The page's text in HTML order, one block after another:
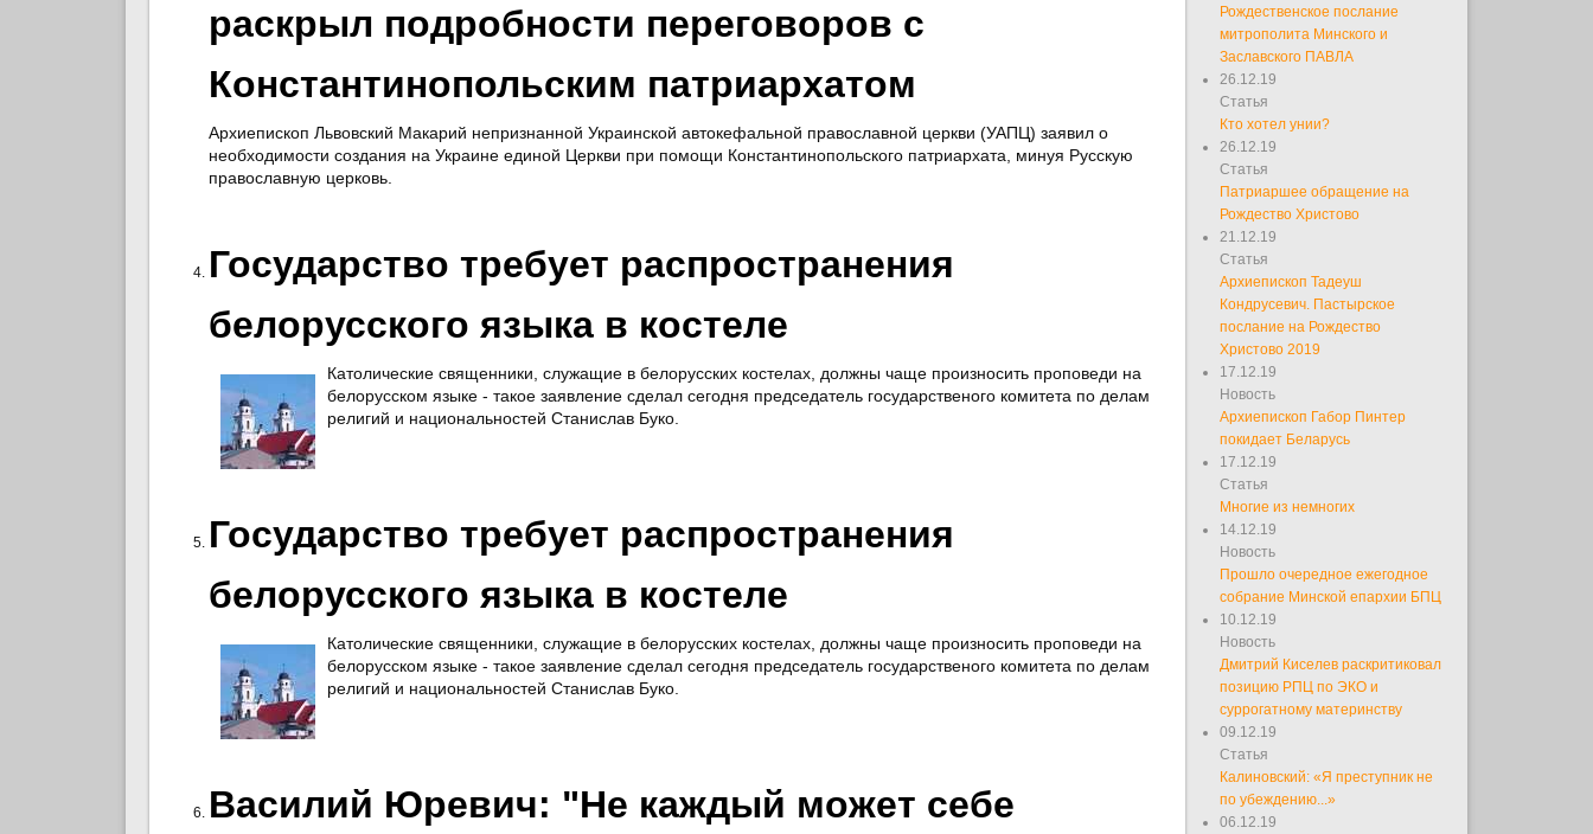
раскрыл подробности переговоров с
Константинопольским патриархатом
Архиепископ Львовский Макарий непризнанной Украинской автокефальной православной церкви (УАПЦ) заявил о
необходимости создания на Украине единой Церкви при помощи Константинопольского патриархата, минуя Русскую
православную церковь.
Государство требует распространения
белорусского языка в костеле
Католические священники, служащие в белорусских костелах, должны чаще произносить проповеди на
белорусском языке - такое заявление сделал сегодня председатель государственого комитета по делам
религий и национальностей Станислав Буко.
Государство требует распространения
белорусского языка в костеле
Католические священники, служащие в белорусских костелах, должны чаще произносить проповеди на
белорусском языке - такое заявление сделал сегодня председатель государственого комитета по делам
религий и национальностей Станислав Буко.
Василий Юревич: "Не каждый может себе
Рождественское послание
митрополита Минского и
Заславского ПАВЛА
26.12.19
Статья
Кто хотел унии?
26.12.19
Статья
Патриаршее обращение на
Рождество Христово
21.12.19
Статья
Архиепископ Тадеуш
Кондрусевич. Пастырское
послание на Рождество
Христово 2019
17.12.19
Новость
Архиепископ Габор Пинтер
покидает Беларусь
17.12.19
Статья
Многие из немногих
14.12.19
Новость
Прошло очередное ежегодное
собрание Минской епархии БПЦ
10.12.19
Новость
Дмитрий Киселев раскритиковал
позицию РПЦ по ЭКО и
суррогатному материнству
09.12.19
Статья
Калиновский: «Я преступник не
по убеждению...»
06.12.19